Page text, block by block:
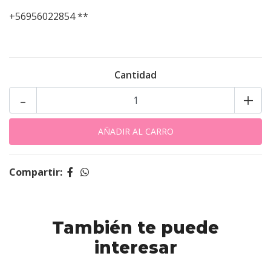
+56956022854 **
Cantidad
+
-
Compartir:
También te puede
interesar